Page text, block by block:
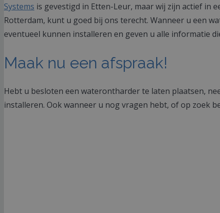
Systems is gevestigd in Etten-Leur, maar wij zijn actief in
Rotterdam, kunt u goed bij ons terecht. Wanneer u een
eventueel kunnen installeren en geven u alle informatie
Maak nu een afspraak!
Hebt u besloten een waterontharder te laten plaatsen,
installeren. Ook wanneer u nog vragen hebt, of op zoek